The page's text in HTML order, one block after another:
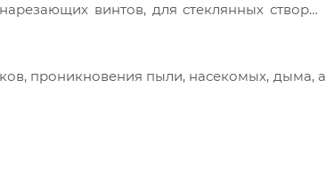
винтов, для стеклянных створок
проникновения пыли, насекомых, дыма, а